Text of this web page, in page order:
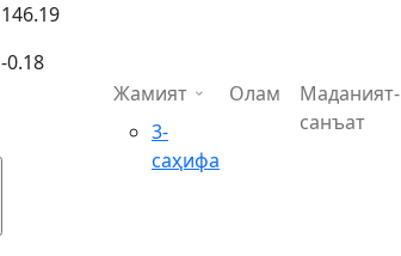
146.19
-0.18
Жамият
3-
саҳифа
Олам
Маданият-
санъат